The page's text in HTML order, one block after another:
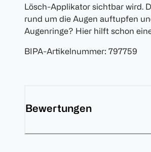
Lösch-Applikator sichtbar wird.
rund um die Augen auftupfen
Augenringe? Hier hilft schon
BIPA-Artikelnummer: 797759
Bewertungen